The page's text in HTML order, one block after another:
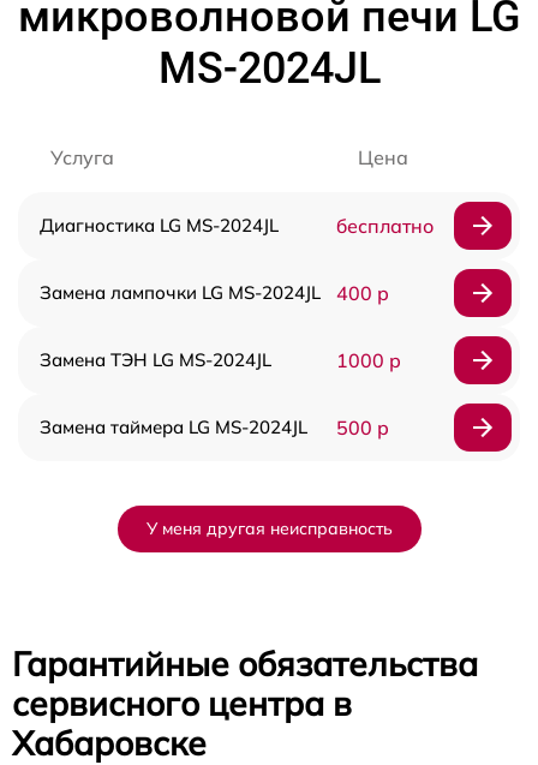
микроволновой печи LG
MS-2024JL
Услуга Цена
Диагностика LG MS-2024JL бесплатно
Замена лампочки LG MS-2024JL 400 р
Замена ТЭН LG MS-2024JL 1000 р
Замена таймера LG MS-2024JL 500 р
У меня другая неисправность
Гарантийные обязательства
сервисного центра в
Хабаровске